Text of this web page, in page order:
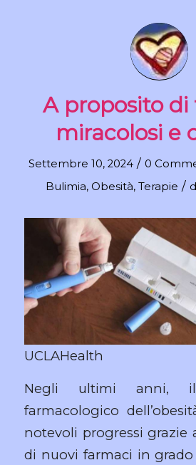
A proposito
miracolosi e
Settembre 10, 2024 / 0
Bulimia, Obesità, Terapie /
UCLAHealth
Negli ultimi anni, il
farmacologico
notevoli progressi grazie
di nuovi farmaci in